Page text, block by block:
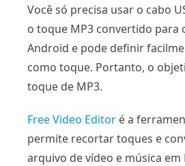
Você só precisa usar o cabo
o toque MP3 convertido para
Android e pode definir
como toque. Portanto, o
toque de MP3.
Free Video Editor é a
permite recortar toques e
arquivo de vídeo e música